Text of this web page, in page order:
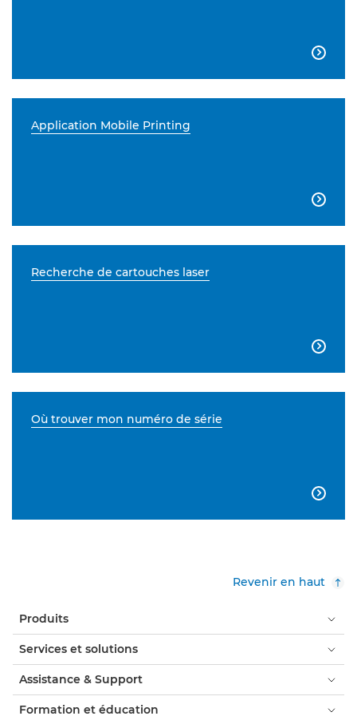

Application Mobile Printing

Recherche de cartouches laser

Où trouver mon numéro de série

Revenir en haut
Produits
Services et solutions
Assistance & Support
Formation et éducation